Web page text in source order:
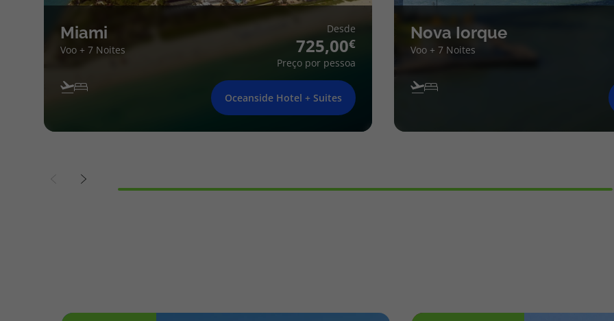
Miami
Voo + 7 Noites
Desde
725,00
Preço por pessoa
Oceanside Hotel + Suites
Nova Iorque
Voo + 7 Noites